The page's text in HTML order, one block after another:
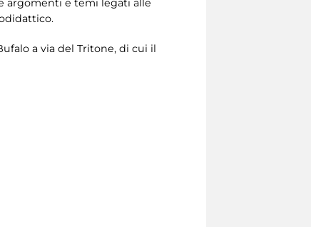
argomenti e temi legati alle
a via del Tritone, di cui il